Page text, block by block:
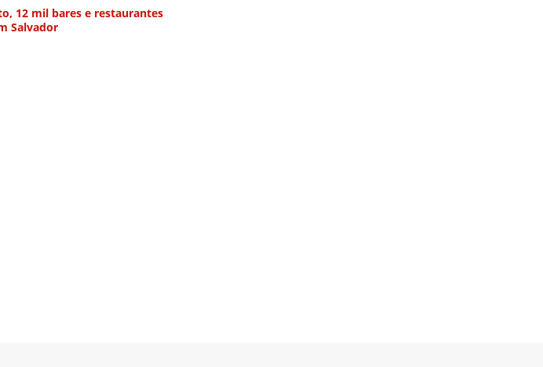
12 mil bares e restaurantes
Salvador